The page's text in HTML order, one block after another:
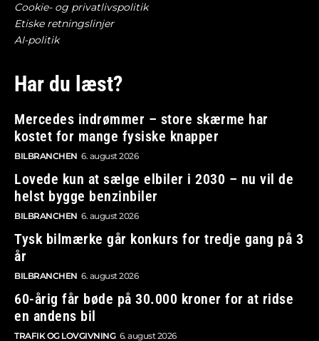
Cookie- og privatlivspolitik
Etiske retningslinjer
AI-politik
Har du læst?
Mercedes indrømmer – store skærme har
kostet for mange fysiske knapper
BILBRANCHEN 6. august 2026
Lovede kun at sælge elbiler i 2030 – nu vil de
helst bygge benzinbiler
BILBRANCHEN 6. august 2026
Tysk bilmærke går konkurs for tredje gang på 3
år
BILBRANCHEN 6. august 2026
60-årig får bøde på 30.000 kroner for at ridse
en andens bil
TRAFIK OG LOVGIVNING 6. august 2026